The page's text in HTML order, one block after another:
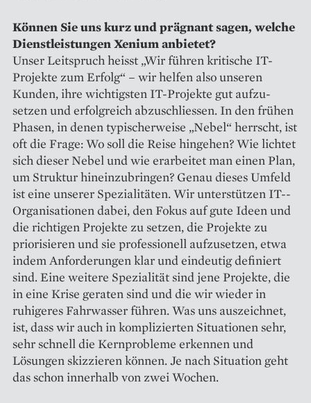
Können Sie uns kurz und prägnant sagen, welche
Dienstleistungen Xenium anbietet?
Unser Leitspruch heisst „Wir führen kritische IT-
Projekte zum Erfolg“ – wir helfen also unseren
Kunden, ihre wichtigsten IT-Projekte gut aufzu­
setzen und erfolgreich abzuschliessen. In den frühen
Phasen, in denen typischerweise „Nebel“ herrscht, ist
oft die Frage: Wo soll die Reise hingehen? Wie lichtet
sich dieser Ne­bel und wie erarbeitet man einen Plan,
um Struktur hineinzubringen? Genau dieses Umfeld
ist eine unserer Spezialitäten. Wir unterstützen IT-­
Organisationen dabei, den Fokus auf gute Ideen und
die richtigen Projekte zu setzen, die Projekte zu
priorisieren und sie professionell aufzusetzen, etwa
indem Anforderungen klar und eindeutig definiert
sind. Eine weitere Spezialität sind jene Projekte, die
in eine Krise geraten sind und die wir wieder in
ruhigeres Fahrwasser führen. Was uns auszeichnet,
ist, dass wir auch in komplizierten Situationen sehr,
sehr schnell die Kernprobleme erkennen und
Lösungen skizzieren können. Je nach Situation geht
das schon innerhalb von zwei Wochen.